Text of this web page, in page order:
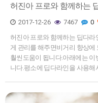
허진아 프로와 함께하는
2017-12-26 7467 0
허진아 프로와 함께하는 딥다
게 관리를 해주면비거리 향상
훨씬도움이 됩니다.아래에는
니다.평소에 딥다라인을 사용